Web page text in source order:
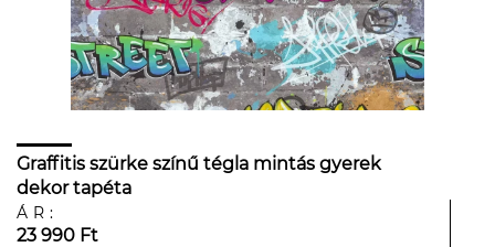
Graffitis szürke színű tégla mintás gyerek
dekor tapéta
ÁR:
23 990 Ft